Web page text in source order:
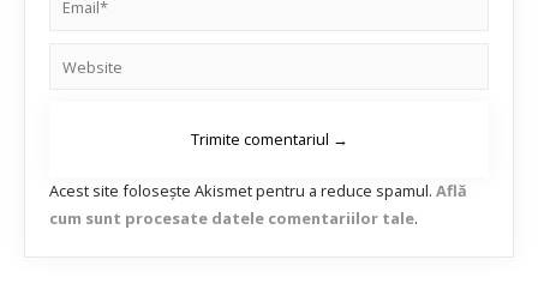
Acest site folosește Akismet pentru a reduce spamul. Află
cum sunt procesate datele comentariilor tale.